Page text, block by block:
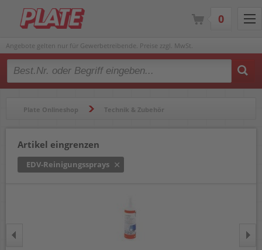
Angebote gelten nur für Gewerbetreibende. Preise zzgl. MwSt.
Type 2 or more characters for results.
Plate Onlineshop Technik & Zubehör
Artikel eingrenzen
EDV-Reinigungssprays
0